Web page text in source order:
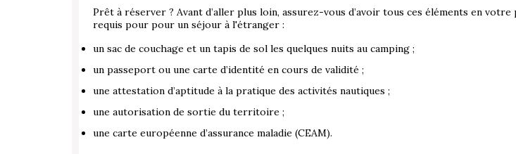
Prêt à réserver ? Avant d’aller plus loin, assurez-vous d’avoir tous ces éléments en votre
requis pour pour un séjour à l'étranger :
un sac de couchage et un tapis de sol les quelques nuits au camping ;
un passeport ou une carte d’identité en cours de validité ;
une attestation d’aptitude à la pratique des activités nautiques ;
une autorisation de sortie du territoire ;
une carte européenne d’assurance maladie (CEAM).